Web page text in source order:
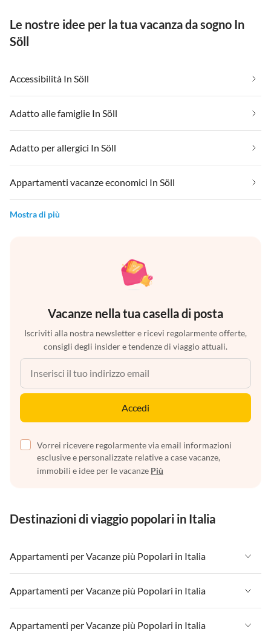
Le nostre idee per la tua vacanza da sogno In
Söll
Accessibilità In Söll
Adatto alle famiglie In Söll
Adatto per allergici In Söll
Appartamenti vacanze economici In Söll
Mostra di più
Vacanze nella tua casella di posta
Iscriviti alla nostra newsletter e ricevi regolarmente offerte,
consigli degli insider e tendenze di viaggio attuali.
Accedi
Vorrei ricevere regolarmente via email informazioni
esclusive e personalizzate relative a case vacanze,
immobili e idee per le vacanze Più
Destinazioni di viaggio popolari in Italia
Appartamenti per Vacanze più Popolari in Italia
Appartamenti per Vacanze in Italia
Appartamenti per Vacanze in Liguria
Appartamenti per Vacanze più Popolari in Italia
Appartamenti per Vacanze in Italia
Appartamenti per Vacanze più Popolari in Italia